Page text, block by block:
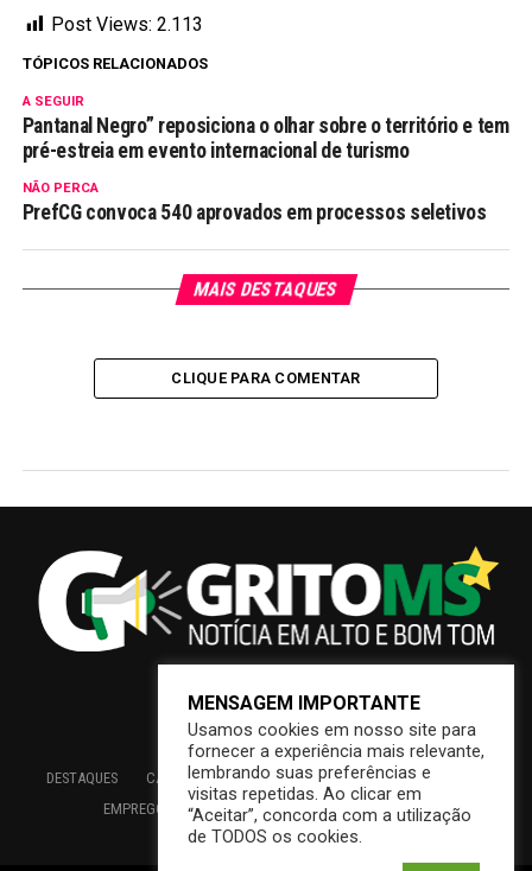
Post Views: 2.113
TÓPICOS RELACIONADOS
A SEGUIR
Pantanal Negro” reposiciona o olhar sobre o território e tem
pré-estreia em evento internacional de turismo
NÃO PERCA
PrefCG convoca 540 aprovados em processos seletivos
MAIS DESTAQUES
CLIQUE PARA COMENTAR
DESTAQUES CAMPO GRANDE BRASIL SAÚDE
ECONOMIA
EMPREGO
EDUCAÇÃO INTERIOR PREFEITURA
MENSAGEM IMPORTANTE
Usamos cookies em nosso site para
fornecer a experiência mais relevante,
lembrando suas preferências e
visitas repetidas. Ao clicar em
“Aceitar”, concorda com a utilização
de TODOS os cookies.